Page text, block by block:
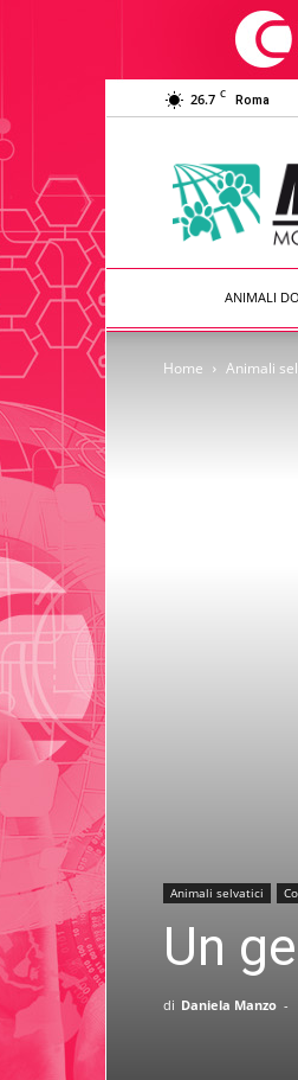
26.7 C Roma
ANIMALI
Home Animali
Animali selvatici
Un
di Daniela Manzo -